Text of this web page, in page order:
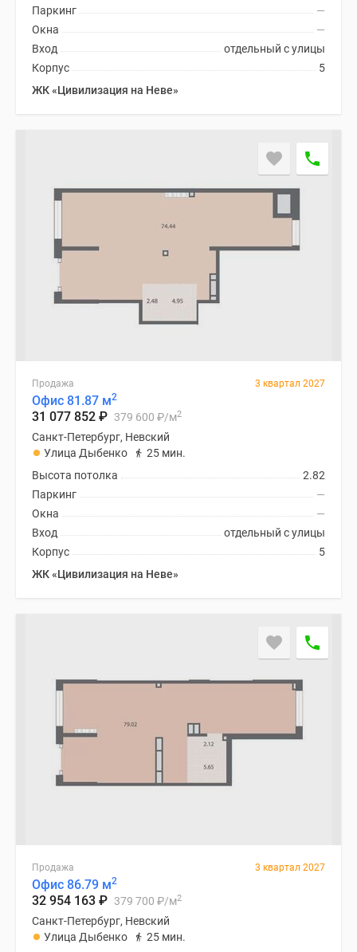
—
Паркинг
—
Окна
отдельный с улицы
Вход
5
Корпус
ЖК «Цивилизация на Неве»
Продажа 3 квартал 2027
Офис 81.87 м2
31 077 852 ₽ 379 600 ₽/м2
Санкт-Петербург, Невский
Улица Дыбенко
25 мин.
2.82
Высота потолка
—
Паркинг
—
Окна
отдельный с улицы
Вход
5
Корпус
ЖК «Цивилизация на Неве»
Продажа 3 квартал 2027
Офис 86.79 м2
32 954 163 ₽ 379 700 ₽/м2
Санкт-Петербург, Невский
Улица Дыбенко
25 мин.